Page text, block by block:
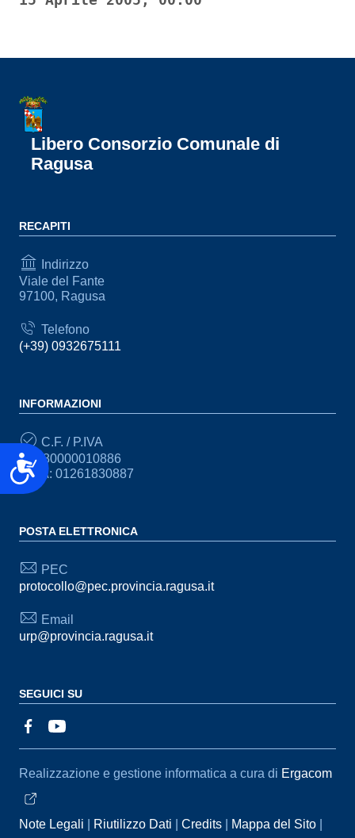
Accessibilità
Libero Consorzio Comunale di
Ragusa
RECAPITI
Indirizzo
Viale del Fante
97100, Ragusa
Telefono
(+39) 0932675111
INFORMAZIONI
C.F. / P.IVA
CF: 80000010886
P.IVA: 01261830887
POSTA ELETTRONICA
PEC
protocollo@pec.provincia.ragusa.it
Email
urp@provincia.ragusa.it
SEGUICI SU
Sezione Link Utili
Realizzazione e gestione informatica a cura di Ergacom
Note Legali Riutilizzo Dati Credits Mappa del Sito